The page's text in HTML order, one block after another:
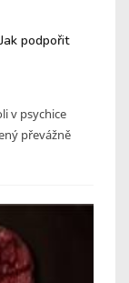
podpořit
v psychice
převážně